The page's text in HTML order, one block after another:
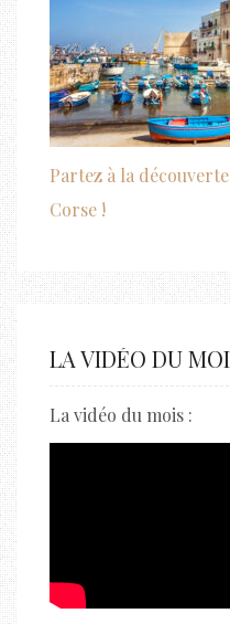
Partez à la
Corse !
LA VIDÉO DU
La vidéo du mois :